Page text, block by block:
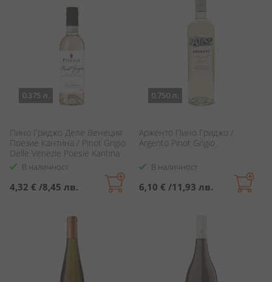
0.375 л.
Пино Гриджо Деле Венеция
Поезие Кантина / Pinot Grigio
Delle Venezie Poesie Kantina
В наличност
4,32 € /8,45 лв.
0.750 л.
Арженто Пино Гриджо /
Argento Pinot Grigio
В наличност
6,10 € /11,93 лв.